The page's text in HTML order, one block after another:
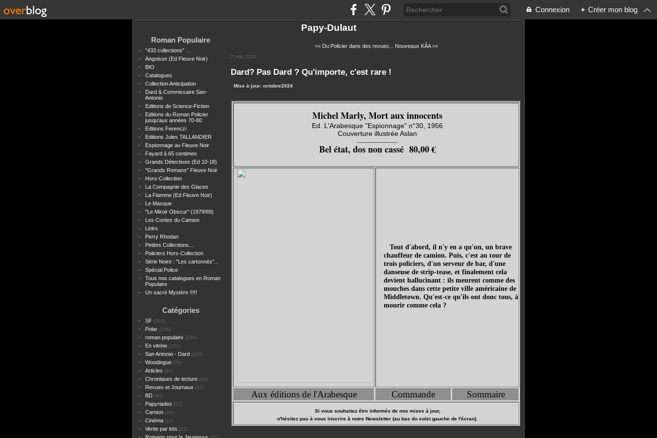
Connexion + Créer mon blog
Papy-Dulaut
Roman Populaire
"433 collections" ...
Angoisse (Ed Fleuve Noir)
BIO
Catalogues
Collection Anticipation
Dard & Commissaire San-
Antonio
Editions de Science-Fiction
Editions du Roman Policier
jusqu'aux années 70-80
Editions Ferenczi
Editions Jules TALLANDIER
Espionnage au Fleuve Noir
Fayard à 65 centimes
Grands Détectives (Ed 10-18)
"Grands Romans" Fleuve Noir
Hors-Collection
La Compagnie des Glaces
La Flamme (Ed Fleuve Noir)
Le Masque
"Le Miroir Obscur" (1979/89)
Les Contes du Camion
Links
Perry Rhodan
Petites Collections...
Policiers Hors-Collection
Série Noire : "Les cartonnés"...
Spécial Police
Tous nos catalogues en Roman
Populaire
Un sacré Mystère !!!!!
Catégories
SF (386)
Polar (236)
roman populaire (159)
En vitrine (151)
San Antonio - Dard (100)
Woodingue (78)
Articles (60)
Chroniques de lecture (43)
Revues et Journaux (41)
BD (30)
Papyriades (27)
Camion (26)
Cinéma (15)
Vente par lots (13)
<< Du Policier dans des revues... Nouveaux KÂA >>
2 mai 2020
Dard? Pas Dard ? Qu'importe, c'est rare !
Mise à jour: octobre2024
Michel Marly, Mort aux innocents
Ed. L'Arabesque "Espionnage" n°30, 1956
Couverture illustrée Aslan
Bel état, dos non cassé 80,00 €
Tout d'abord, il n'y en a qu'un, un brave
chauffeur de camion. Puis, c'est au tour de
trois policiers, d'un serveur de bar, d'une
danseuse de strip-tease, et finalement cela
devient hallucinant : ils meurent comme des
mouches dans cette petite ville américaine de
Middletown. Qu'est-ce qu'ils ont donc tous, à
mourir comme cela ?
Aux éditions de l'Arabesque Commande Sommaire
Si vous souhaitez être informés de nos mises à jour,
n'hésitez pas à vous inscrire à notre Newsletter (au bas du volet gauche de l'écran).